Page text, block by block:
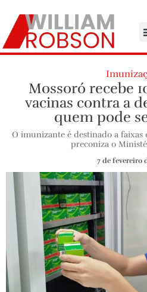
Mossoró recebe
vacinas contra a
quem pode
O imunizante é destinado a faixas
preconiza o
7 de fevereiro